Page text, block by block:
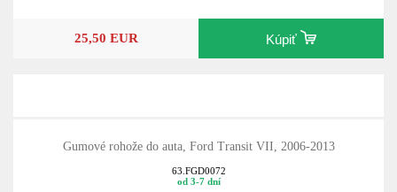
25,50 EUR Kúpiť
Gumové rohože do auta, Ford Transit VII, 2006-2013
63.FGD0072
od 3-7 dní